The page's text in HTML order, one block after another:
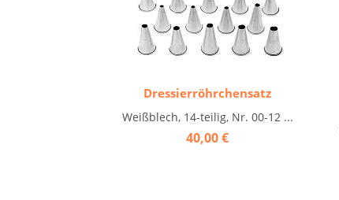
Dressierröhrchensatz
Weißblech, 14-teilig, Nr. 00-12 ...
40,00 €